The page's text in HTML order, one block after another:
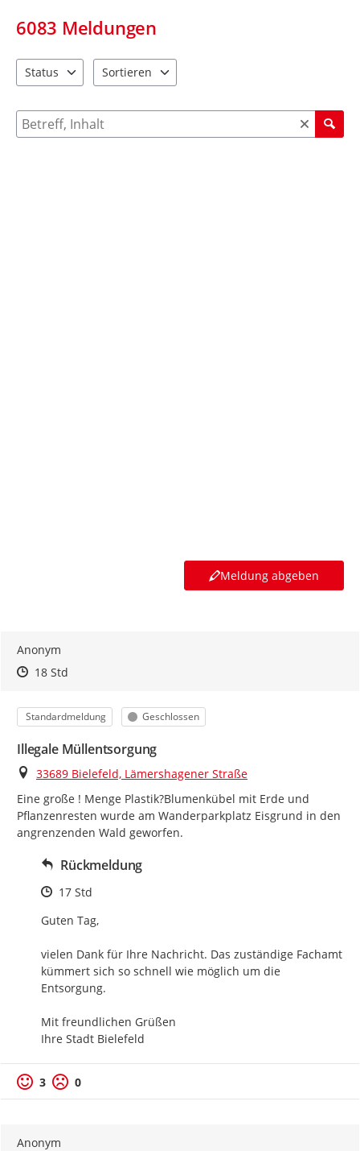
6083 Meldungen
Status
Sortieren
Suche nach Meldungen und Kommentaren
Meldung abgeben
Anonym
Zeitpunkt des Erstellens
Zeitpunkt des Erstellens
18 StdZur Äußerung
Kategorie
Standardmeldung Status
Geschlossen
Illegale Müllentsorgung
Ort
33689 Bielefeld, Lämershagener Straße
Eine große ! Menge Plastik?Blumenkübel mit Erde und
Pflanzenresten wurde am Wanderparkplatz Eisgrund in den
angrenzenden Wald geworfen.
Rückmeldung
Zeitpunkt des Erstellens
17 Std
Guten Tag,
vielen Dank für Ihre Nachricht. Das zuständige Fachamt
kümmert sich so schnell wie möglich um die
Entsorgung.
Mit freundlichen Grüßen
Ihre Stadt Bielefeld
3 0
Anonym